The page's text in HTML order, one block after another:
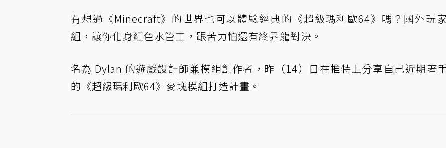
有想過《Minecraft》的世界也可以體驗經典的《超級瑪利歐64》嗎？國外玩
組，讓你化身紅色水管工，跟苦力怕還有終界龍對決。
名為 Dylan 的遊戲設計師兼模組創作者，昨（14）日在推特上分享自己近期著
的《超級瑪利歐64》麥塊模組打造計畫。